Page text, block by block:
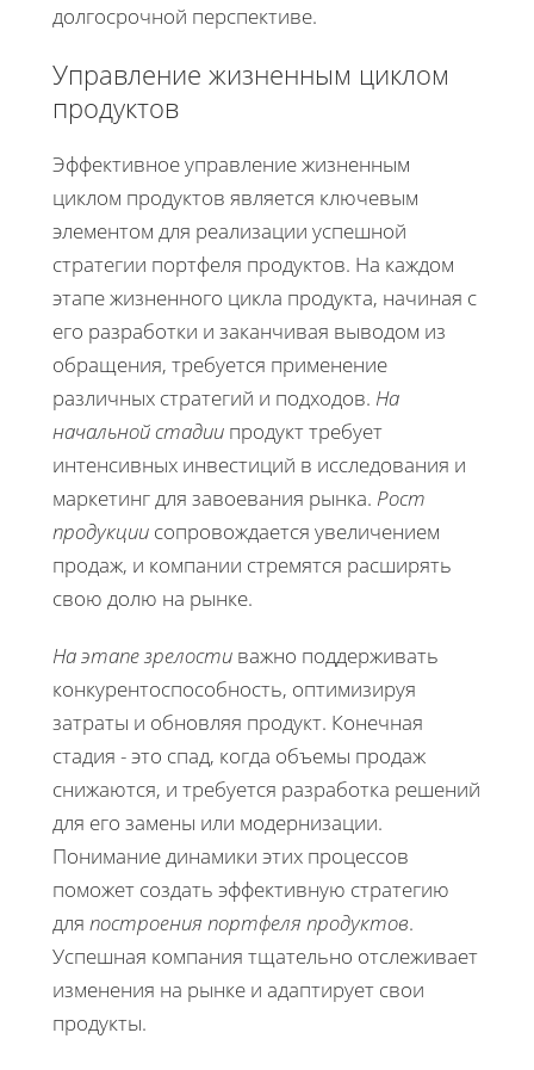
долгосрочной перспективе.
Управление жизненным циклом
продуктов
Эффективное управление жизненным
циклом продуктов является ключевым
элементом для реализации успешной
стратегии портфеля продуктов. На каждом
этапе жизненного цикла продукта, начиная с
его разработки и заканчивая выводом из
обращения, требуется применение
различных стратегий и подходов. На
начальной стадии продукт требует
интенсивных инвестиций в исследования и
маркетинг для завоевания рынка. Рост
продукции сопровождается увеличением
продаж, и компании стремятся расширять
свою долю на рынке.
На этапе зрелости важно поддерживать
конкурентоспособность, оптимизируя
затраты и обновляя продукт. Конечная
стадия - это спад, когда объемы продаж
снижаются, и требуется разработка решений
для его замены или модернизации.
Понимание динамики этих процессов
поможет создать эффективную стратегию
для построения портфеля продуктов.
Успешная компания тщательно отслеживает
изменения на рынке и адаптирует свои
продукты.